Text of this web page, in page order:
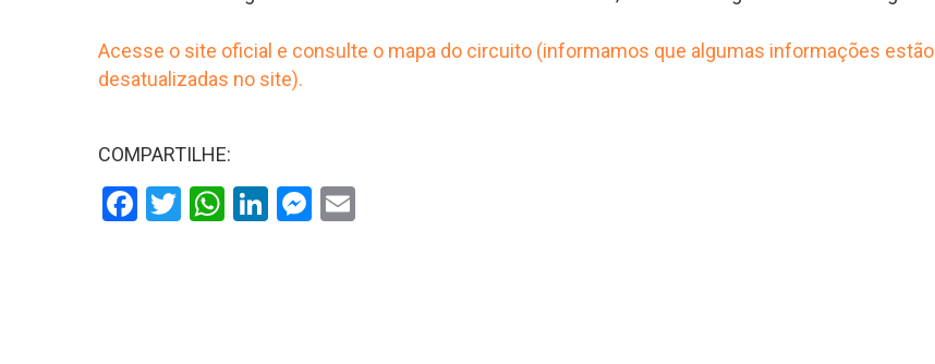
Acesse o site oficial e consulte o mapa do circuito (informamos que algumas informações estão
desatualizadas no site).
COMPARTILHE:
Facebook
Twitter
WhatsApp
LinkedIn
Messenger